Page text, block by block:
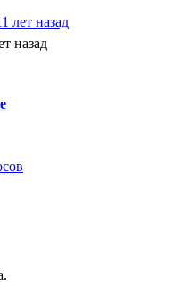
лет назад
назад